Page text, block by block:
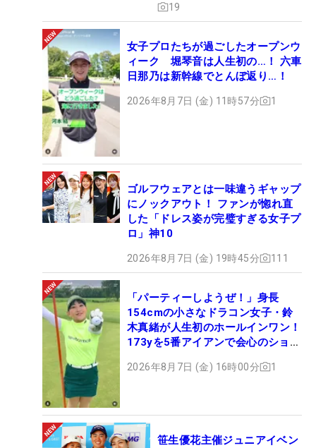
19
女子プロたちが過ごしたオープンウ
ィーク 堀琴音は人生初の…！ 六車
日那乃は新幹線でとんぼ返り…！
2026年8月7日 (金) 11時57分 1
ゴルフウェアとは一味違うギャップ
にノックアウト！ ファンが惚れ直
した「ドレス姿が完璧すぎる女子プ
ロ」神10
2026年8月7日 (金) 19時45分 111
「パーティーしようぜ！」身長
154cmの小さなドラコン女子・鈴
木真緒が人生初のホールインワン！
173yを5番アイアンで会心のショッ
2026年8月7日 (金) 16時00分 1
笹生優花主催ジュニアイベン